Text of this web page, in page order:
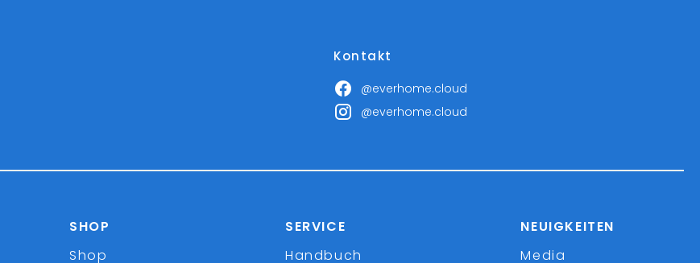
Kontakt
@everhome.cloud
@everhome.cloud
SHOP
Shop
SERVICE
Handbuch
NEUIGKEITEN
Media